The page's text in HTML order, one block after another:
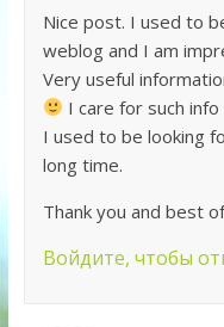
Nice post. I used to
weblog and I am
Very useful
I care for such info
I used to be looking
long time.
Thank you and best
Войдите, чтобы